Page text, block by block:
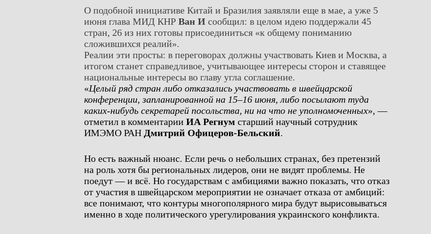
О подобной инициативе Китай и Бразилия заявляли еще в мае, а уже 5
июня глава МИД КНР Ван И сообщил: в целом идею поддержали 45
стран, 26 из них готовы присоединиться «к общему пониманию
сложившихся реалий».
Реалии эти просты: в переговорах должны участвовать Киев и Москва, а
итогом станет справедливое, учитывающее интересы сторон и ставящее
национальные интересы во главу угла соглашение.
«Целый ряд стран либо отказались участвовать в швейцарской
конференции, запланированной на 15–16 июня, либо посылают туда
каких-нибудь секретарей посольства, ни на что не уполномоченных», —
отметил в комментарии ИА Регнум старший научный сотрудник
ИМЭМО РАН Дмитрий Офицеров-Бельский.
Но есть важный нюанс. Если речь о небольших странах, без претензий
на роль хотя бы региональных лидеров, они не видят проблемы. Не
поедут — и всё. Но государствам с амбициями важно показать, что отказ
от участия в швейцарском мероприятии не означает отказа от амбиций:
все понимают, что контуры многополярного мира будут вырисовываться
именно в ходе политического урегулирования украинского конфликта.